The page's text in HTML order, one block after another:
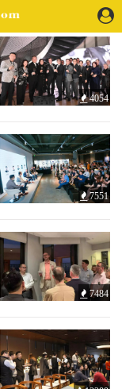
4054
7551
7484